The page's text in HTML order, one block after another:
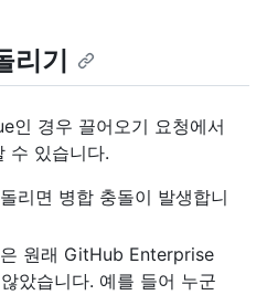
리기
인 경우 끌어오기 요청에서
수 있습니다.
리면 병합 충돌이 발생합니
원래 GitHub Enterprise
았습니다. 예를 들어 누군